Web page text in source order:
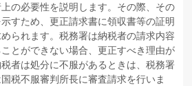
の必要性を説明します。その際、その
すため、更正請求書に領収書等の証明
られます。税務署は納税者の請求内容
とができない場合、更正すべき理由が
者は処分に不服があるときは、税務署
税不服審判所長に審査請求を行いま